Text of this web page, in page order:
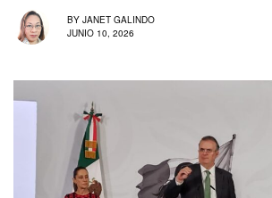
BY JANET GALINDO
JUNIO 10, 2026